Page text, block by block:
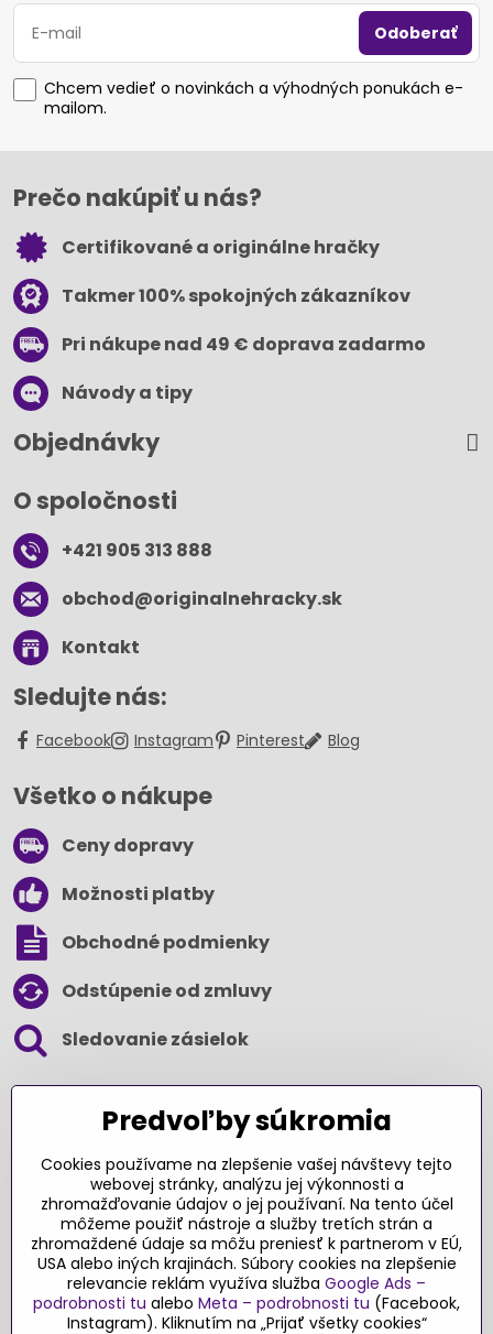
Odoberať
Chcem vedieť o novinkách a výhodných ponukách e-
mailom.
Prečo nakúpiť u nás?
Certifikované a originálne hračky
Takmer 100% spokojných zákazníkov
Pri nákupe nad 49 € doprava zadarmo
Návody a tipy
Objednávky
O spoločnosti
+421 905 313 888
obchod​@originalnehracky​.sk
Kontakt
Sledujte nás:
Facebook Instagram Pinterest Blog
Všetko o nákupe
Ceny dopravy
Možnosti platby
Obchodné podmienky
Odstúpenie od zmluvy
Sledovanie zásielok
Ďakujeme za podporu
Sme slovenský e-shop​. Fungujeme len
vďaka vám – rodičom a všetkým, ktorí veria
v poctivý výber kvalitných hračiek s
pridanou hodnotou​. Každý nákup na
Predvoľby súkromia
Cookies používame na zlepšenie vašej návštevy tejto
webovej stránky, analýzu jej výkonnosti a
zhromažďovanie údajov o jej používaní. Na tento účel
môžeme použiť nástroje a služby tretích strán a
zhromaždené údaje sa môžu preniesť k partnerom v EÚ,
USA alebo iných krajinách. Súbory cookies na zlepšenie
relevancie reklám využíva služba Google Ads –
podrobnosti tu alebo Meta – podrobnosti tu (Facebook,
Instagram). Kliknutím na „Prijať všetky cookies“